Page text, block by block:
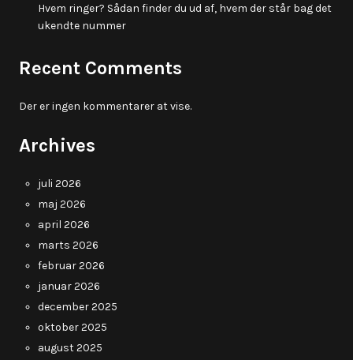
Hvem ringer? Sådan finder du ud af, hvem der står bag det
ukendte nummer
Recent Comments
Der er ingen kommentarer at vise.
Archives
juli 2026
maj 2026
april 2026
marts 2026
februar 2026
januar 2026
december 2025
oktober 2025
august 2025